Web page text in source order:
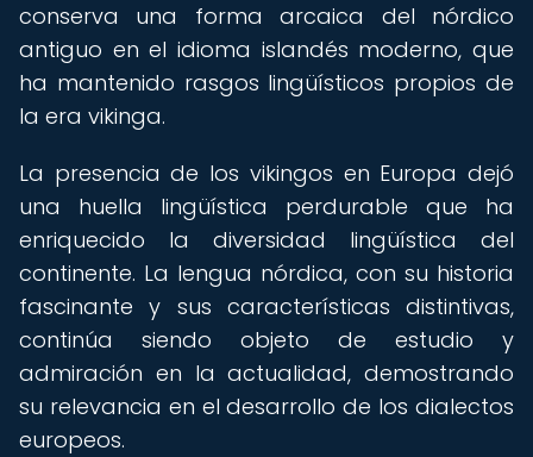
conserva una forma arcaica del nórdico
antiguo en el idioma islandés moderno, que
ha mantenido rasgos lingüísticos propios de
la era vikinga.
La presencia de los vikingos en Europa dejó
una huella lingüística perdurable que ha
enriquecido la diversidad lingüística del
continente. La lengua nórdica, con su historia
fascinante y sus características distintivas,
continúa siendo objeto de estudio y
admiración en la actualidad, demostrando
su relevancia en el desarrollo de los dialectos
europeos.